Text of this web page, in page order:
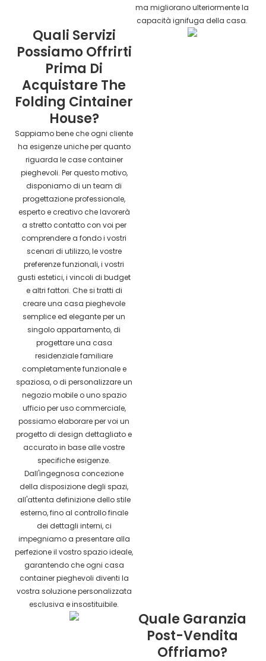
ma migliorano ulteriormente la
capacità ignifuga della casa.
Quali Servizi
Possiamo Offrirti
Prima Di
Acquistare The
Folding Cintainer
House?
Sappiamo bene che ogni cliente
ha esigenze uniche per quanto
riguarda le case container
pieghevoli. Per questo motivo,
disponiamo di un team di
progettazione professionale,
esperto e creativo che lavorerà
a stretto contatto con voi per
comprendere a fondo i vostri
scenari di utilizzo, le vostre
preferenze funzionali, i vostri
gusti estetici, i vincoli di budget
e altri fattori. Che si tratti di
creare una casa pieghevole
semplice ed elegante per un
singolo appartamento, di
progettare una casa
residenziale familiare
completamente funzionale e
spaziosa, o di personalizzare un
negozio mobile o uno spazio
ufficio per uso commerciale,
possiamo elaborare per voi un
progetto di design dettagliato e
accurato in base alle vostre
specifiche esigenze.
Dall'ingegnosa concezione
della disposizione degli spazi,
all'attenta definizione dello stile
esterno, fino al controllo finale
dei dettagli interni, ci
impegniamo a presentare alla
perfezione il vostro spazio ideale,
garantendo che ogni casa
container pieghevoli diventi la
vostra soluzione personalizzata
esclusiva e insostituibile.
Quale Garanzia
Post-Vendita
Offriamo?